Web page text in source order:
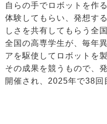
自らの手でロボットを作
体験してもらい、発想す
しさを共有してもらう全
全国の高専学生が、毎年
アを駆使してロボットを
その成果を競うもので、
開催され、2025年で38回